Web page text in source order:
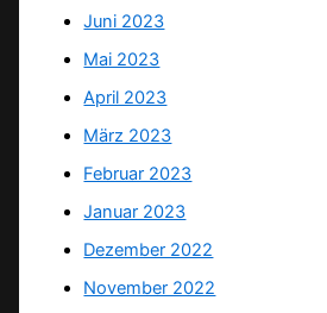
Juni 2023
Mai 2023
April 2023
März 2023
Februar 2023
Januar 2023
Dezember 2022
November 2022